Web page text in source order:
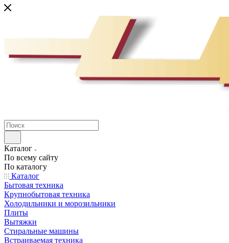
Каталог
По всему сайту
По каталогу
Каталог
Бытовая техника
Крупнобытовая техника
Холодильники и морозильники
Плиты
Вытяжки
Стиральные машины
Встраиваемая техника